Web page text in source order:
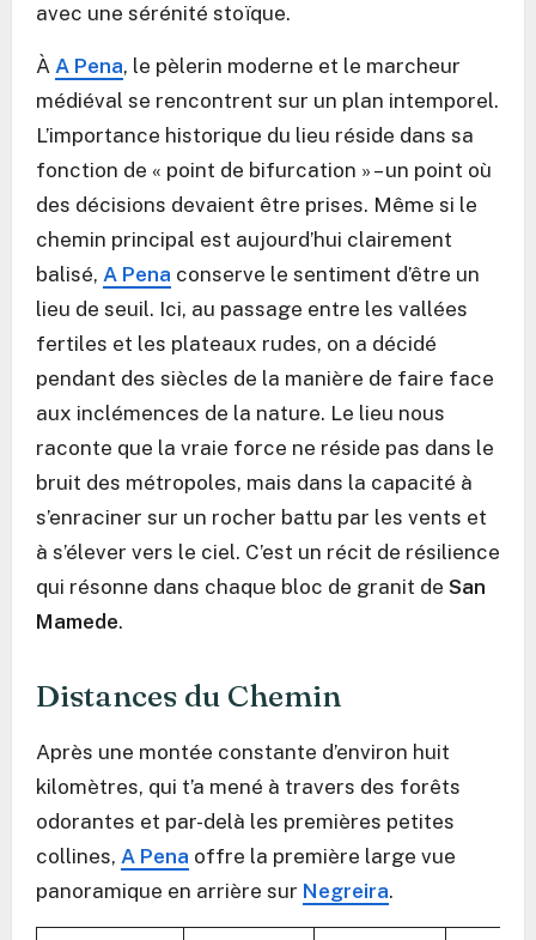
avec une sérénité stoïque.
À A Pena, le pèlerin moderne et le marcheur
médiéval se rencontrent sur un plan intemporel.
L’importance historique du lieu réside dans sa
fonction de « point de bifurcation » – un point où
des décisions devaient être prises. Même si le
chemin principal est aujourd’hui clairement
balisé, A Pena conserve le sentiment d’être un
lieu de seuil. Ici, au passage entre les vallées
fertiles et les plateaux rudes, on a décidé
pendant des siècles de la manière de faire face
aux inclémences de la nature. Le lieu nous
raconte que la vraie force ne réside pas dans le
bruit des métropoles, mais dans la capacité à
s’enraciner sur un rocher battu par les vents et
à s’élever vers le ciel. C’est un récit de résilience
qui résonne dans chaque bloc de granit de San
Mamede.
Distances du Chemin
Après une montée constante d’environ huit
kilomètres, qui t’a mené à travers des forêts
odorantes et par-delà les premières petites
collines, A Pena offre la première large vue
panoramique en arrière sur Negreira.